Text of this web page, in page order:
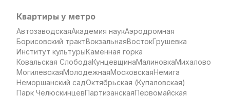
Квартиры у метро
АвтозаводскаяАкадемия наукАэродромная
Борисовский трактВокзальнаяВостокГрушевка
Институт культурыКаменная горка
Ковальская СлободаКунцевщинаМалиновкаМихалово
МогилевскаяМолодежнаяМосковскаяНемига
Неморшанский садОктябрьская (Купаловская)
Парк ЧелюскинцевПартизанскаяПервомайская